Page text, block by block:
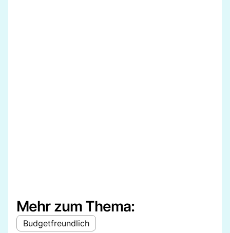
Mehr zum Thema:
Budgetfreundlich